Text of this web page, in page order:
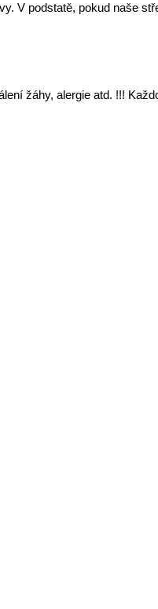
V podstatě, pokud naše
žáhy, alergie atd. !!!